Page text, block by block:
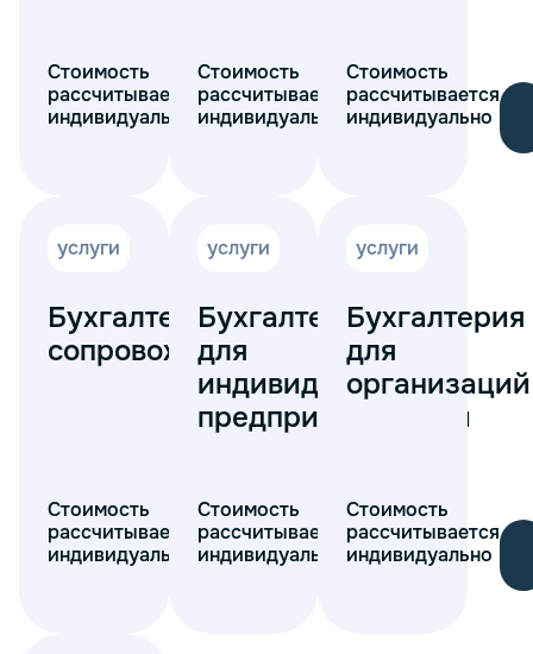
Стоимость
рассчитывается
индивидуально
Стоимость
рассчитывается
индивидуально
Стоимость
рассчитывается
индивидуально
услуги
Бухгалтерское
сопровождение
Стоимость
рассчитывается
индивидуально
услуги
Бухгалтерия
для
индивидуальных
предпринимателей
Стоимость
рассчитывается
индивидуально
услуги
Бухгалтерия
для
организаций
Стоимость
рассчитывается
индивидуально